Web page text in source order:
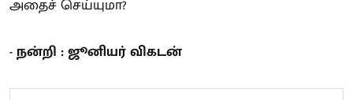
அதைச் செய்யுமா?
- நன்றி : ஜூனியர் விகடன்